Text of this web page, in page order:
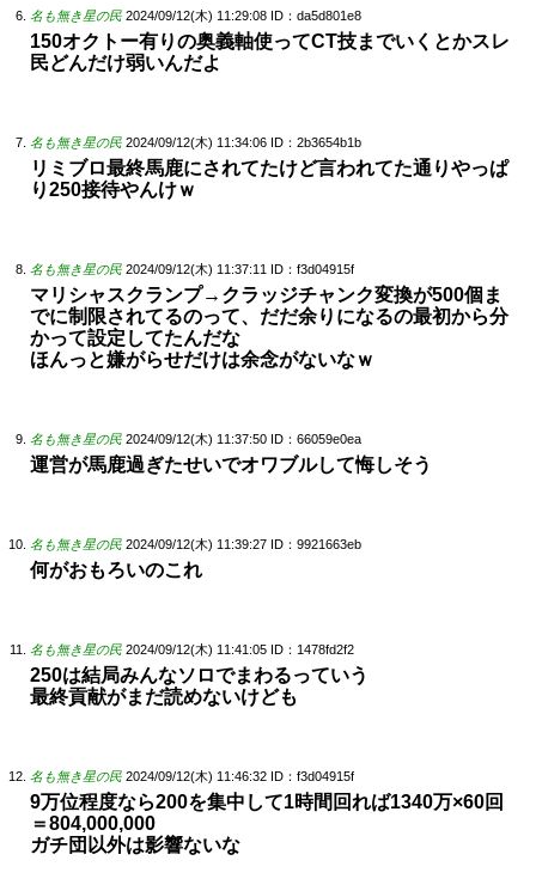
名も無き星の民 2024/09/12(木) 11:29:08 ID：da5d801e8
150オクトー有りの奥義軸使ってCT技までいくとかスレ
民どんだけ弱いんだよ
名も無き星の民 2024/09/12(木) 11:34:06 ID：2b3654b1b
リミブロ最終馬鹿にされてたけど言われてた通りやっぱ
り250接待やんけｗ
名も無き星の民 2024/09/12(木) 11:37:11 ID：f3d04915f
マリシャスクランプ→クラッジチャンク変換が500個ま
でに制限されてるのって、だだ余りになるの最初から分
かって設定してたんだな
ほんっと嫌がらせだけは余念がないなｗ
名も無き星の民 2024/09/12(木) 11:37:50 ID：66059e0ea
運営が馬鹿過ぎたせいでオワブルして悔しそう
名も無き星の民 2024/09/12(木) 11:39:27 ID：9921663eb
何がおもろいのこれ
名も無き星の民 2024/09/12(木) 11:41:05 ID：1478fd2f2
250は結局みんなソロでまわるっていう
最終貢献がまだ読めないけども
名も無き星の民 2024/09/12(木) 11:46:32 ID：f3d04915f
9万位程度なら200を集中して1時間回れば1340万×60回
＝804,000,000
ガチ団以外は影響ないな